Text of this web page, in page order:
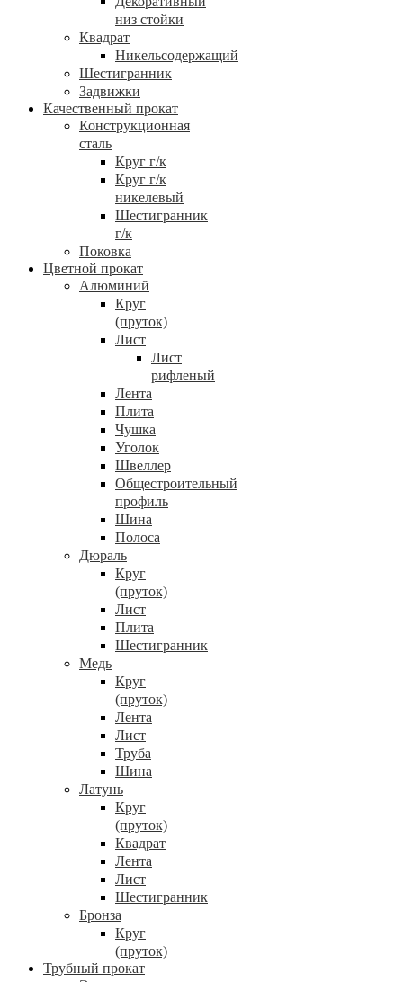
низ стойки
Квадрат
Никельсодержащий
Шестигранник
Задвижки
Качественный прокат
Конструкционная
сталь
Круг г/к
Круг г/к
никелевый
Шестигранник
г/к
Поковка
Цветной прокат
Алюминий
Круг
(пруток)
Лист
Лист
рифленый
Лента
Плита
Чушка
Уголок
Швеллер
Общестроительный
профиль
Шина
Полоса
Дюраль
Круг
(пруток)
Лист
Плита
Шестигранник
Медь
Круг
(пруток)
Лента
Лист
Труба
Шина
Латунь
Круг
(пруток)
Квадрат
Лента
Лист
Шестигранник
Бронза
Круг
(пруток)
Трубный прокат